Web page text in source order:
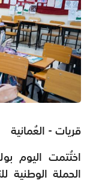
قريات - العُمانية
اختُتمت اليوم
الحملة الوطنية